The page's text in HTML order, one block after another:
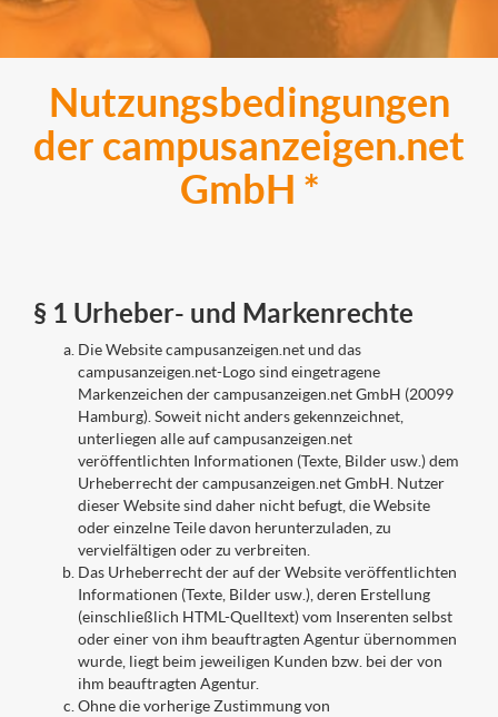
Nutzungsbedingungen
der campusanzeigen.net
GmbH *
§ 1 Urheber- und Markenrechte
Die Website campusanzeigen.net und das
campusanzeigen.net-Logo sind eingetragene
Markenzeichen der campusanzeigen.net GmbH (20099
Hamburg). Soweit nicht anders gekennzeichnet,
unterliegen alle auf campusanzeigen.net
veröffentlichten Informationen (Texte, Bilder usw.) dem
Urheberrecht der campusanzeigen.net GmbH. Nutzer
dieser Website sind daher nicht befugt, die Website
oder einzelne Teile davon herunterzuladen, zu
vervielfältigen oder zu verbreiten.
Das Urheberrecht der auf der Website veröffentlichten
Informationen (Texte, Bilder usw.), deren Erstellung
(einschließlich HTML-Quelltext) vom Inserenten selbst
oder einer von ihm beauftragten Agentur übernommen
wurde, liegt beim jeweiligen Kunden bzw. bei der von
ihm beauftragten Agentur.
Ohne die vorherige Zustimmung von